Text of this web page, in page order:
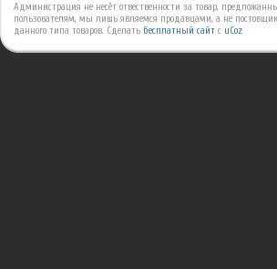
Администрация не несёт отвественности за товар,
пользователям, мы лишь являемся продавцами, а не
данного типа товаров. Сделать бесплатный сайт с uCoz